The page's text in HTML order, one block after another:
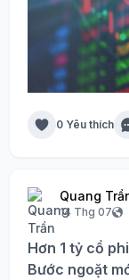
0 Yêu thích
Quang
14 Thg 07
Hơn 1 tỷ cổ
Bước ngoặt